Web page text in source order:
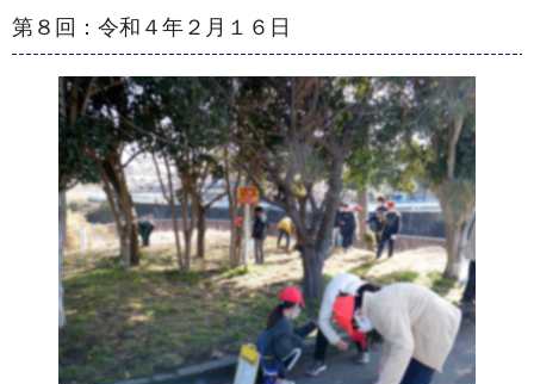
第８回：令和４年２月１６日